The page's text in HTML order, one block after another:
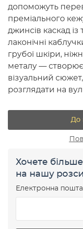
допоможуть
преміального
джинсів каскад із
лаконічні
грубої шкіри,
металу —
візуальний
розглядати на
До
Хочете
на нашу
Електронна пошта